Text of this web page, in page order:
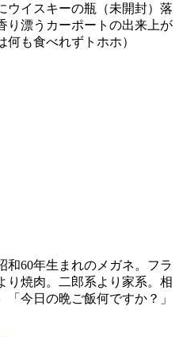
イスキーの瓶（未開封）落
り漂うカーポートの出来上が
も食べれずトホホ）
和60年生まれのメガネ。フラ
り焼肉。二郎系より家系。相
今日の晩ご飯何ですか？」